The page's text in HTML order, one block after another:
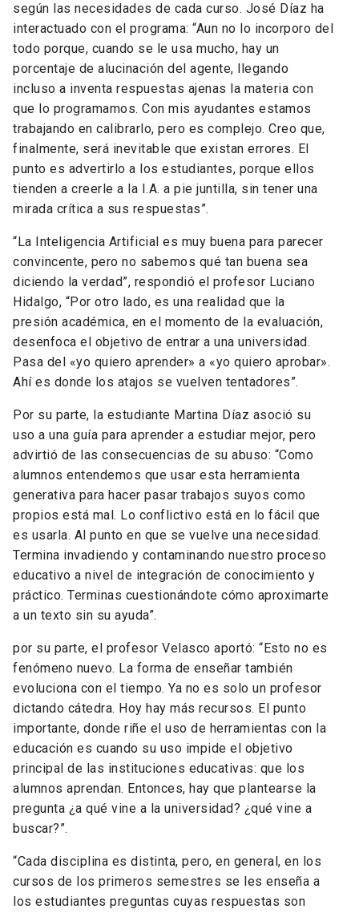
según las necesidades de cada curso. José Díaz ha
interactuado con el programa: “Aun no lo incorporo del
todo porque, cuando se le usa mucho, hay un
porcentaje de alucinación del agente, llegando
incluso a inventa respuestas ajenas la materia con
que lo programamos. Con mis ayudantes estamos
trabajando en calibrarlo, pero es complejo. Creo que,
finalmente, será inevitable que existan errores. El
punto es advertirlo a los estudiantes, porque ellos
tienden a creerle a la I.A. a pie juntilla, sin tener una
mirada crítica a sus respuestas”.
“La Inteligencia Artificial es muy buena para parecer
convincente, pero no sabemos qué tan buena sea
diciendo la verdad”, respondió el profesor Luciano
Hidalgo, “Por otro lado, es una realidad que la
presión académica, en el momento de la evaluación,
desenfoca el objetivo de entrar a una universidad.
Pasa del «yo quiero aprender» a «yo quiero aprobar».
Ahí es donde los atajos se vuelven tentadores”.
Por su parte, la estudiante Martina Díaz asoció su
uso a una guía para aprender a estudiar mejor, pero
advirtió de las consecuencias de su abuso: “Como
alumnos entendemos que usar esta herramienta
generativa para hacer pasar trabajos suyos como
propios está mal. Lo conflictivo está en lo fácil que
es usarla. Al punto en que se vuelve una necesidad.
Termina invadiendo y contaminando nuestro proceso
educativo a nivel de integración de conocimiento y
práctico. Terminas cuestionándote cómo aproximarte
a un texto sin su ayuda”.
por su parte, el profesor Velasco aportó: “Esto no es
fenómeno nuevo. La forma de enseñar también
evoluciona con el tiempo. Ya no es solo un profesor
dictando cátedra. Hoy hay más recursos. El punto
importante, donde riñe el uso de herramientas con la
educación es cuando su uso impide el objetivo
principal de las instituciones educativas: que los
alumnos aprendan. Entonces, hay que plantearse la
pregunta ¿a qué vine a la universidad? ¿qué vine a
buscar?”.
“Cada disciplina es distinta, pero, en general, en los
cursos de los primeros semestres se les enseña a
los estudiantes preguntas cuyas respuestas son